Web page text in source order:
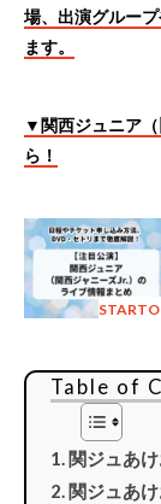
場、出演グルー
ます。
▼関西ジュニア
ら！
Table of
関ジュあ
関ジュあ